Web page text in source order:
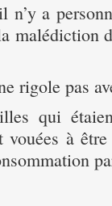
n’y a
malédiction
rigole pas
qui
vouées à